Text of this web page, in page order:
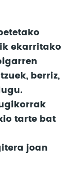
ekarritako
berriz,
tarte bat
joan